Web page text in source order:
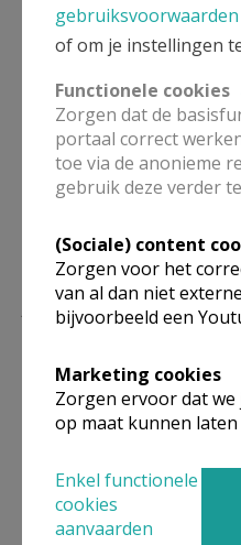
de nodige
behandeld.
Lees meer
gebruiksvoorwaarden
of om je instellingen
Functionele cookies
Zorgen dat de
portaal correct
toe via de anonieme
gebruik deze verder
(Sociale) content
Zorgen voor het
van al dan niet
bijvoorbeeld een
Marketing cookies
Zorgen ervoor dat we
op maat kunnen laten
Enkel functionele
cookies
aanvaarden